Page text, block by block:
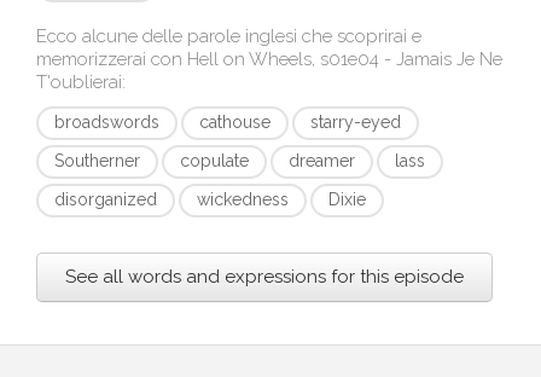
Ecco alcune delle parole inglesi che scoprirai e
memorizzerai con Hell on Wheels, s01e04 - Jamais Je Ne
T'oublierai:
broadswords cathouse
starry-eyed
Southerner
copulate dreamer
lass
disorganized
wickedness Dixie
See all words and expressions for this episode